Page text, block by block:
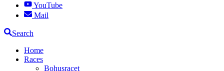
YouTube
Mail
Search
Home
Races
Bohusracet